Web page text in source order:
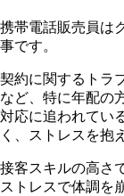
携帯電話販売員は
事です。
契約に関するトラ
など、特に年配の
対応に追われてい
く、ストレスを抱
接客スキルの高さ
ストレスで体調を